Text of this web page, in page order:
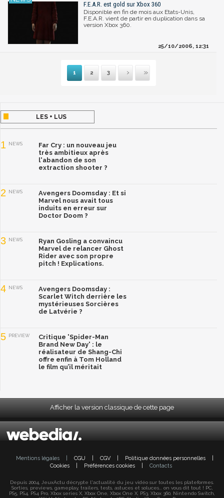
F.E.A.R. est gold sur Xbox 360
Disponible en fin de mois aux Etats-Unis,
F.E.A.R. vient de partir en duplication dans sa
version Xbox 360.
25/10/2006, 12:31
1 2 3
Suivante
Dernière
LES + LUS
1 NEWS
Far Cry : un nouveau jeu
très ambitieux après
l'abandon de son
extraction shooter ?
2 NEWS
Avengers Doomsday : Et si
Marvel nous avait tous
induits en erreur sur
Doctor Doom ?
3 NEWS
Ryan Gosling a convaincu
Marvel de relancer Ghost
Rider avec son propre
pitch ! Explications.
4 NEWS
Avengers Doomsday :
Scarlet Witch derrière les
mystérieuses Sorcières
de Latvérie ?
5 PREVIEW
Critique 'Spider-Man
Brand New Day' : le
réalisateur de Shang-Chi
offre enfin à Tom Holland
le film qu’il méritait
Afficher la version classique de cette page
Mentions légales CGU CGV Politique données personnelles
Cookies
Préférences cookies Contacts
Depuis 2004, JeuxActu décrypte l'actualité du jeu vidéo sur toutes les plateformes.
Sorties, previews, gameplay, trailers, tests, astuces et soluces... on vous dit tout ! PC,
PS5, PS4, PS4 Pro, Xbox series X, Xbox One, Xbox One X, PS3, Xbox 360, Nintendo Switch,